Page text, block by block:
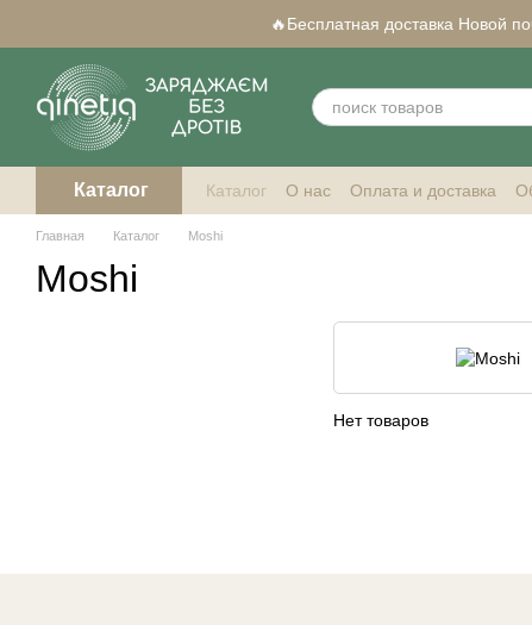
🔥Бесплатная доставка Новой
Каталог Каталог О нас Оплата и доставка
Qi-совместимые смартфоны
Главная Каталог Moshi
Moshi
Нет товаров